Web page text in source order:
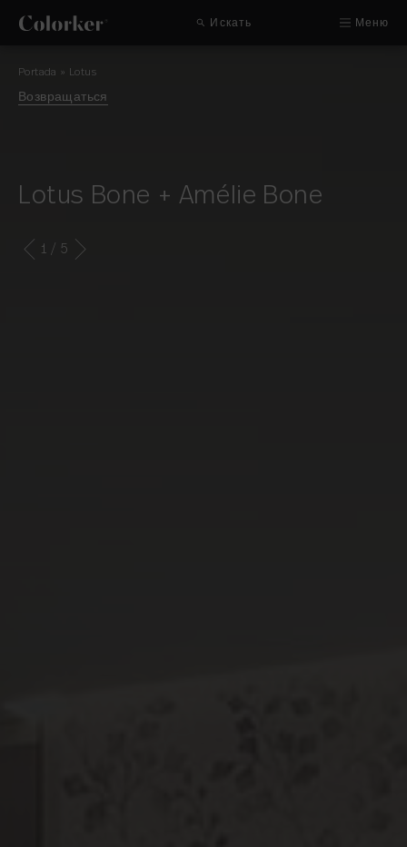
Искать Меню
Portada » Lotus
Возвращаться
Lotus Bone + Amélie Bone
1 / 5